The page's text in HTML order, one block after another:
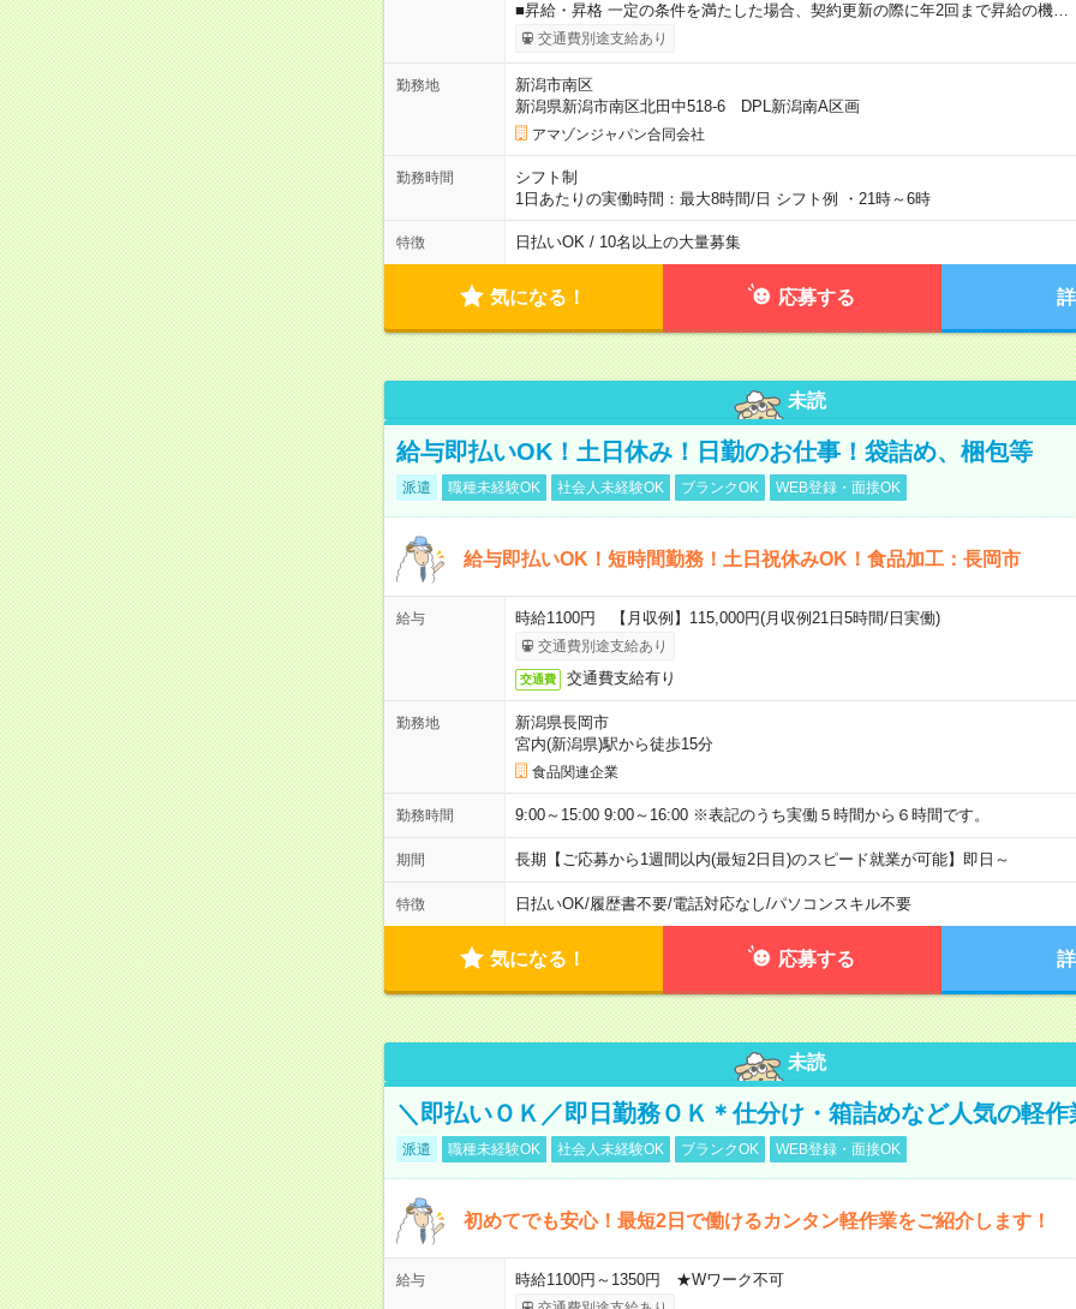
■昇給・昇格 一定の条件を満たした場合、契約更新の際に年2回まで昇給の機…
交通費別途支給あり
勤務地
新潟市南区
新潟県新潟市南区北田中518-6 DPL新潟南A区画
アマゾンジャパン合同会社
勤務時間
シフト制
1日あたりの実働時間：最大8時間/日 シフト例 ・21時～6時
特徴 日払いOK / 10名以上の大量募集
気になる！ 応募する
未読
給与即払いOK！土日休み！日勤のお仕事！袋詰め、梱包等
派遣 職種未経験OK 社会人未経験OK ブランクOK WEB登録・面接OK
給与即払いOK！短時間勤務！土日祝休みOK！食品加工：長岡市
給与 時給1100円 【月収例】115,000円(月収例21日5時間/日実働)
交通費別途支給あり
交通費 交通費支給有り
勤務地
新潟県長岡市
宮内(新潟県)駅から徒歩15分
食品関連企業
勤務時間 9:00～15:00 9:00～16:00 ※表記のうち実働５時間から６時間です。
期間 長期【ご応募から1週間以内(最短2日目)のスピード就業が可能】即日～
特徴 日払いOK/履歴書不要/電話対応なし/パソコンスキル不要
気になる！ 応募する
未読
＼即払いＯＫ／即日勤務ＯＫ＊仕分け・箱詰めなど人気の軽作
派遣 職種未経験OK 社会人未経験OK ブランクOK WEB登録・面接OK
初めてでも安心！最短2日で働けるカンタン軽作業をご紹介します！
給与 時給1100円～1350円 ★Wワーク不可